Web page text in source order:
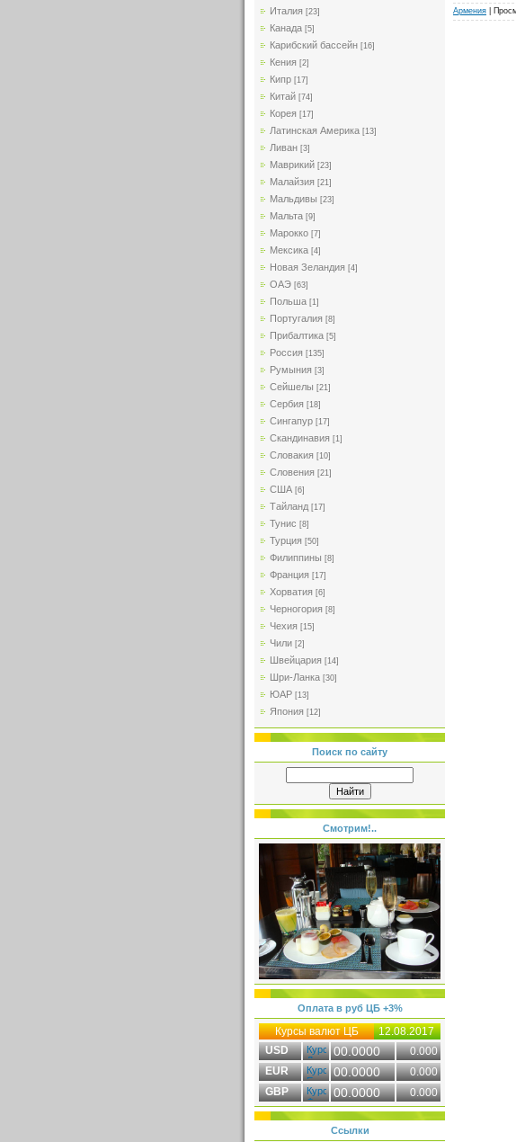
Италия [23]
Канада [5]
Карибский бассейн [16]
Кения [2]
Кипр [17]
Китай [74]
Корея [17]
Латинская Америка [13]
Ливан [3]
Маврикий [23]
Малайзия [21]
Мальдивы [23]
Мальта [9]
Марокко [7]
Мексика [4]
Новая Зеландия [4]
ОАЭ [63]
Польша [1]
Португалия [8]
Прибалтика [5]
Россия [135]
Румыния [3]
Сейшелы [21]
Сербия [18]
Сингапур [17]
Скандинавия [1]
Словакия [10]
Словения [21]
США [6]
Тайланд [17]
Тунис [8]
Турция [50]
Филиппины [8]
Франция [17]
Хорватия [6]
Черногория [8]
Чехия [15]
Чили [2]
Швейцария [14]
Шри-Ланка [30]
ЮАР [13]
Япония [12]
Поиск по сайту
Смотрим!..
Оплата в руб ЦБ +3%
Курсы валют ЦБ
12.08.2017
USD
00.0000
0.000
EUR
00.0000
0.000
GBP
00.0000 0.000
Ссылки
Армения |